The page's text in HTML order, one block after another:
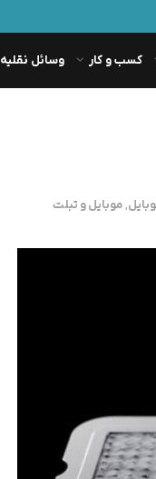
کسب و کار وسائل نقلیه
,موبایل و تبلت